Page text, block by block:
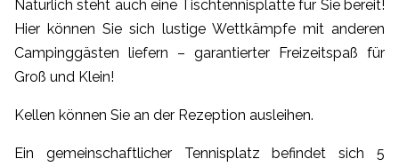
Natürlich steht auch eine Tischtennisplatte für Sie bereit!
Hier können Sie sich lustige Wettkämpfe mit anderen
Campinggästen liefern – garantierter Freizeitspaß für
Groß und Klein!
Kellen können Sie an der Rezeption ausleihen.
Ein gemeinschaftlicher Tennisplatz befindet sich 5